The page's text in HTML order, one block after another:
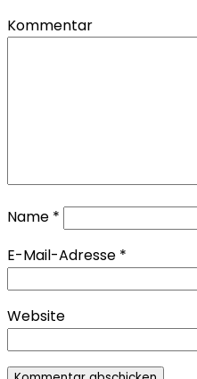
Kommentar
Name *
E-Mail-Adresse *
Website